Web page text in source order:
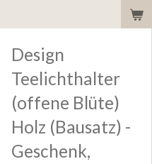
Design
Teelichthalter
(offene Blüte)
Holz (Bausatz) -
Geschenk,